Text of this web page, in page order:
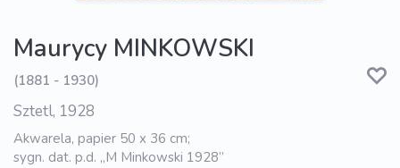
Maurycy MINKOWSKI
(1881 - 1930)
Sztetl, 1928
Akwarela, papier 50 x 36 cm;
sygn. dat. p.d. „M Minkowski 1928”